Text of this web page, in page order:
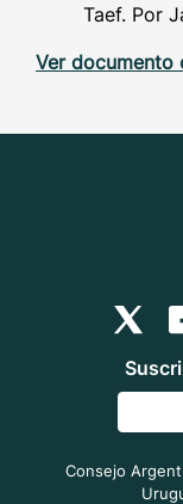
Taef. Por
Ver documento
Consejo